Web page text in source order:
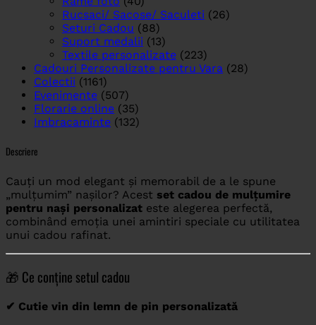
Rucsaci/ Sacose/ Saculeti (26)
Seturi Cadou (88)
Suport medalii (13)
Textile personalizate (223)
Cadouri Personalizate pentru Vara (28)
Colectii (1161)
Evenimente (507)
Florarie online (35)
Imbracaminte (132)
Descriere
Cauți un mod elegant și memorabil de a le spune
„mulțumim” nașilor? Acest set cadou de mulțumire
pentru nași personalizat este alegerea perfectă,
combinând emoția unei amintiri speciale cu utilitatea
unui cadou rafinat.
🎁 Ce conține setul cadou
✔ Cutie vin din lemn de pin personalizată